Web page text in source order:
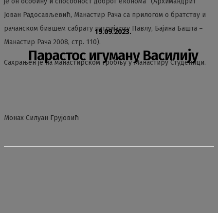
19.09.2023.
Парастос игуману Василију
Јован Радосављевић, Манастир Рача са прилогом о братству и
рачанском бившем сабрату патријарху Павлу, Бајина Башта –
Манастир Рача 2008, стр. 110).
Сахрањен је на манастирском гробљу у Манастиру Студеници.
Монах Силуан Грујовић